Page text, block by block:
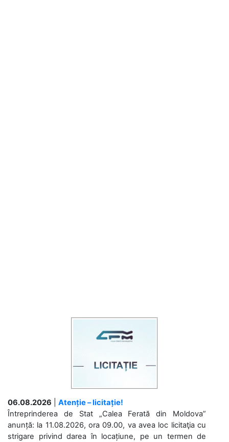
06.08.2026
Atenție – licitație!
Întreprinderea de Stat „Calea Ferată din Moldova”
anunță: la 11.08.2026, ora 09.00, va avea loc licitaţia cu
strigare privind darea în locațiune, pe un termen de